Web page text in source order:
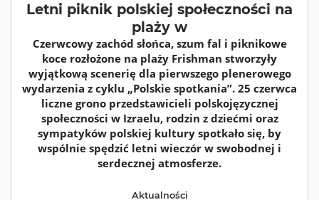
Letni piknik polskiej społeczności na
plaży w
Czerwcowy zachód słońca, szum fal i piknikowe
koce rozłożone na plaży Frishman stworzyły
wyjątkową scenerię dla pierwszego plenerowego
wydarzenia z cyklu „Polskie spotkania”. 25 czerwca
liczne grono przedstawicieli polskojęzycznej
społeczności w Izraelu, rodzin z dziećmi oraz
sympatyków polskiej kultury spotkało się, by
wspólnie spędzić letni wieczór w swobodnej i
serdecznej atmosferze.
Aktualności